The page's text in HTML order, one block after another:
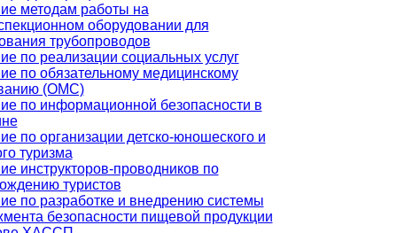
методам работы на
оборудовании для
трубопроводов
по реализации социальных услуг
по обязательному медицинскому
(ОМС)
по информационной безопасности в
по организации детско-юношеского и
туризма
инструкторов-проводников по
туристов
по разработке и внедрению системы
безопасности пищевой продукции